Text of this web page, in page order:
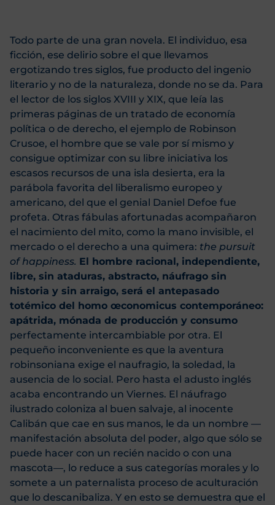
Todo parte de una gran novela. El individuo, esa
ficción, ese delirio sobre el que llevamos
ergotizando tres siglos, fue producto del ingenio
literario y no de la naturaleza, donde no se da. Para
el lector de los siglos XVIII y XIX, que leía las
primeras páginas de un tratado de economía
política o de derecho, el ejemplo de Robinson
Crusoe, el hombre que se vale por sí mismo y
consigue optimizar con su libre iniciativa los
escasos recursos de una isla desierta, era la
parábola favorita del liberalismo europeo y
americano, del que el genial Daniel Defoe fue
profeta. Otras fábulas afortunadas acompañaron
el nacimiento del mito, como la mano invisible, el
mercado o el derecho a una quimera: the pursuit
of happiness. El hombre racional, independiente,
libre, sin ataduras, abstracto, náufrago sin
historia y sin arraigo, será el antepasado
totémico del homo œconomicus contemporáneo:
apátrida, mónada de producción y consumo
perfectamente intercambiable por otra. El
pequeño inconveniente es que la aventura
robinsoniana exige el naufragio, la soledad, la
ausencia de lo social. Pero hasta el adusto inglés
acaba encontrando un Viernes. El náufrago
ilustrado coloniza al buen salvaje, al inocente
Calibán que cae en sus manos, le da un nombre —
manifestación absoluta del poder, algo que sólo se
puede hacer con un recién nacido o con una
mascota—, lo reduce a sus categorías morales y lo
somete a un paternalista proceso de aculturación
que lo descanibaliza. Y en esto se demuestra que el